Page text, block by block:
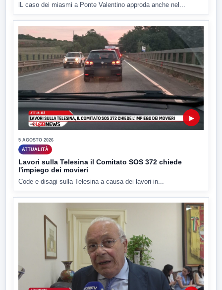
lL caso dei miasmi a Ponte Valentino approda anche nel...
▶
5 AGOSTO 2026
ATTUALITÀ
Lavori sulla Telesina il Comitato SOS 372 chiede
l'impiego dei movieri
Code e disagi sulla Telesina a causa dei lavori in...